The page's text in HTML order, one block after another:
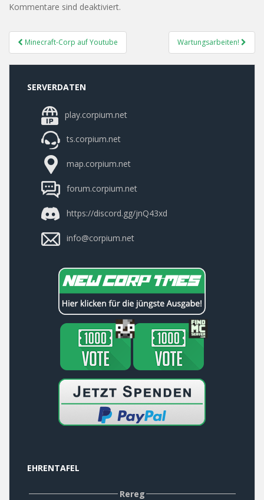
Kommentare sind deaktiviert.
Post
Navigation
Minecraft-Corp auf Youtube Wartungsarbeiten!
SERVERDATEN
play.corpium.net
ts.corpium.net
map.corpium.net
forum.corpium.net
https://discord.gg/jnQ43xd
info@corpium.net
EHRENTAFEL
Rereg